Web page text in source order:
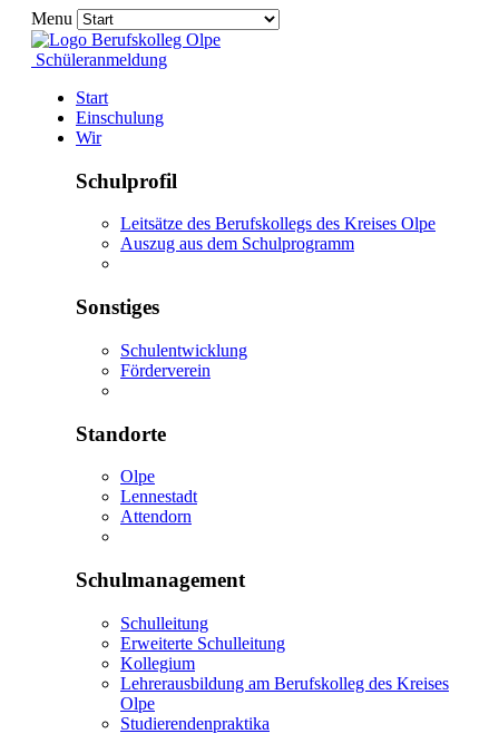
Menu
Schüleranmeldung
Start
Einschulung
Wir
Schulprofil
Leitsätze des Berufskollegs des Kreises Olpe
Auszug aus dem Schulprogramm
Sonstiges
Schulentwicklung
Förderverein
Standorte
Olpe
Lennestadt
Attendorn
Schulmanagement
Schulleitung
Erweiterte Schulleitung
Kollegium
Lehrerausbildung am Berufskolleg des Kreises
Olpe
Studierendenpraktika